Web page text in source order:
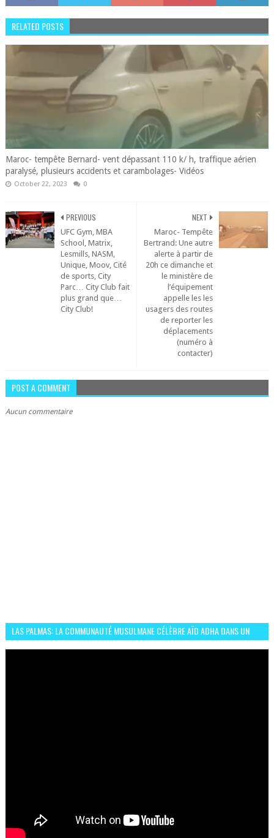
RELATED POSTS
Maroc- tempête Bernard- vent dépassant 110 k/ h, traffique aérien
paralysé, plusieurs accidents et carambolages- Vidéos
October 22, 2023 0
NEXT
Maroc- Tempête
Bertrand: Une autre
alerte à partir de
20h ce dimanche et
le ministère de
l’équipement
appelle les les
usagers des routes
de reporter les
déplacements
(numéro à
contacter)
PREVIOUS
UFC Gym, MBA
School, Matrix,
Lesmills, NASM,
Unique, Moov, Cité
de sports, City
Parc… City Club fait
plus grand que…
City Club!
POST A COMMENT
Aucun commentaire
LAS PALMAS: LA COMMUNAUTÉ MUSULMANE CÉLÈBRE AÏD ADHA DANS UN